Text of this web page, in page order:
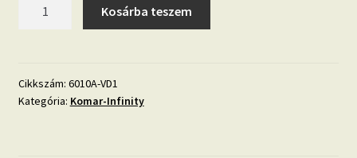
mennyiség
Kosárba teszem
Cikkszám: 6010A-VD1
Kategória: Komar-Infinity